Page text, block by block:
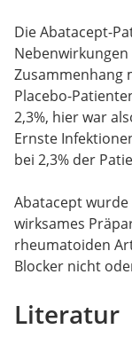
Die Abatacept-
Zusammenhang
Placebo-
2,3%, hier war
Ernste
bei 2,3% der
Abatacept wurde
wirksames
rheumatoiden
Blocker nicht
Literatur